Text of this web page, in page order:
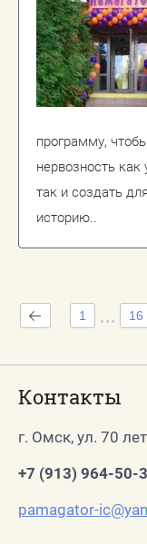
программу,
нервозность
так и создать
историю..
1 16
Контакты
г. Омск, ул. 70
+7 (913) 964-50-
pamagator-